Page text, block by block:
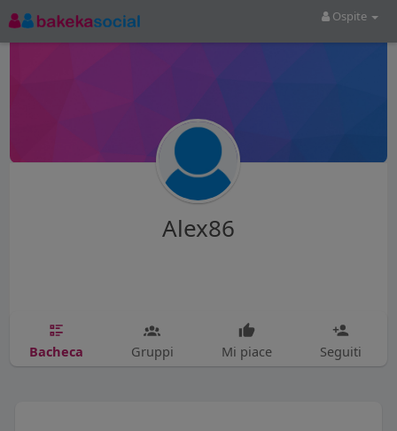
Ospite
Alex86
Bacheca Gruppi Mi piace Seguiti